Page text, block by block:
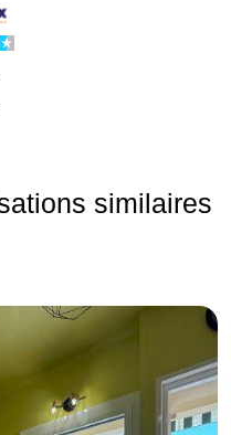
similaires